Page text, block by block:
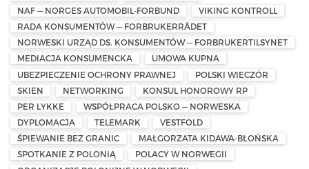
NAF — NORGES AUTOMOBIL-FORBUND
VIKING KONTROLL
RADA KONSUMENTÓW — FORBRUKERRÅDET
NORWESKI URZĄD DS. KONSUMENTÓW — FORBRUKERTILSYNET
MEDIACJA KONSUMENCKA
UMOWA KUPNA
UBEZPIECZENIE OCHRONY PRAWNEJ
POLSKI WIECZÓR
SKIEN
NETWORKING
KONSUL HONOROWY RP
PER LYKKE
WSPÓŁPRACA POLSKO — NORWESKA
DYPLOMACJA
TELEMARK
VESTFOLD
ŚPIEWANIE BEZ GRANIC
MAŁGORZATA KIDAWA-BŁOŃSKA
SPOTKANIE Z POLONIĄ
POLACY W NORWEGII